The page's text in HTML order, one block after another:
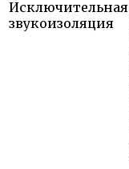
Исключительная
звукоизоляция